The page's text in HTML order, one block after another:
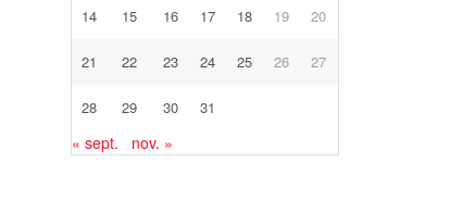
14 15 16 17 18 19 20
21 22 23 24 25 26 27
28 29 30 31
« sept. nov. »